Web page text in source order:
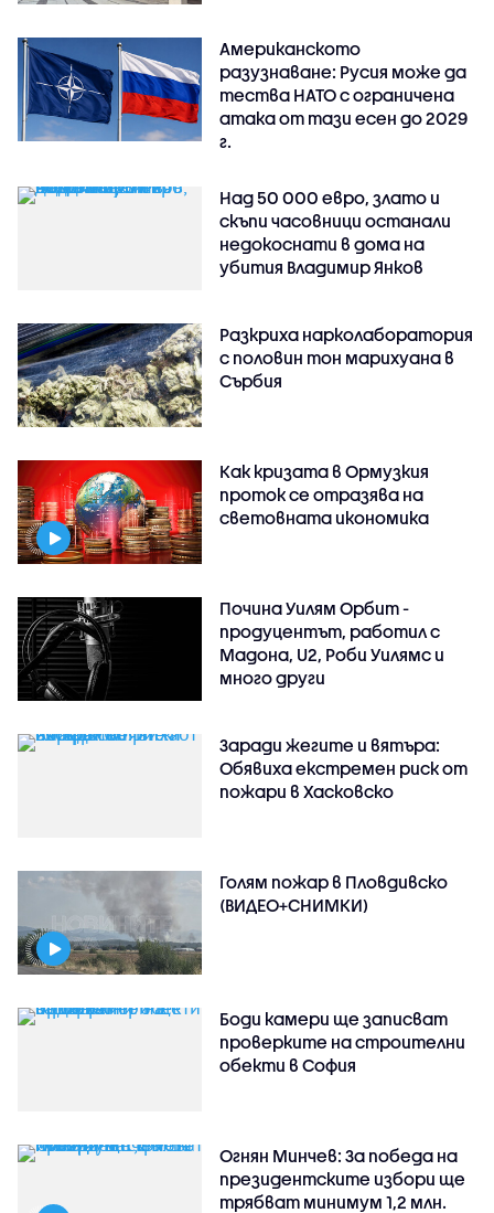
Американското
разузнаване: Русия може да
тества НАТО с ограничена
атака от тази есен до 2029
г.
Над 50 000 евро, злато и
скъпи часовници останали
недокоснати в дома на
убития Владимир Янков
Разкриха нарколаборатория
с половин тон марихуана в
Сърбия
Как кризата в Ормузкия
проток се отразява на
световната икономика
Почина Уилям Орбит -
продуцентът, работил с
Мадона, U2, Роби Уилямс и
много други
Заради жегите и вятъра:
Обявиха екстремен риск от
пожари в Хасковско
Голям пожар в Пловдивско
(ВИДЕО+СНИМКИ)
Боди камери ще записват
проверките на строителни
обекти в София
Огнян Минчев: За победа на
президентските избори ще
трябват минимум 1,2 млн.